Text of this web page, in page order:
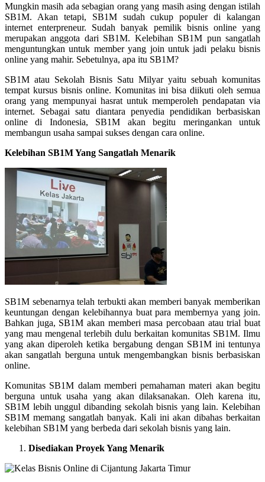
Mungkin masih ada sebagian orang yang masih asing dengan istilah
SB1M. Akan tetapi, SB1M sudah cukup populer di kalangan
internet enterpreneur. Sudah banyak pemilik bisnis online yang
merupakan anggota dari SB1M. Kelebihan SB1M pun sangatlah
menguntungkan untuk member yang join untuk jadi pelaku bisnis
online yang mahir. Sebetulnya, apa itu SB1M?
SB1M atau Sekolah Bisnis Satu Milyar yaitu sebuah komunitas
tempat kursus bisnis online. Komunitas ini bisa diikuti oleh semua
orang yang mempunyai hasrat untuk memperoleh pendapatan via
internet. Sebagai satu diantara penyedia pendidikan berbasiskan
online di Indonesia, SB1M akan begitu meringankan untuk
membangun usaha sampai sukses dengan cara online.
Kelebihan SB1M Yang Sangatlah Menarik
SB1M sebenarnya telah terbukti akan memberi banyak memberikan
keuntungan dengan kelebihannya buat para membernya yang join.
Bahkan juga, SB1M akan memberi masa percobaan atau trial buat
yang mau mengenal terlebih dulu berkaitan komunitas SB1M. Ilmu
yang akan diperoleh ketika bergabung dengan SB1M ini tentunya
akan sangatlah berguna untuk mengembangkan bisnis berbasiskan
online.
Komunitas SB1M dalam memberi pemahaman materi akan begitu
berguna untuk usaha yang akan dilaksanakan. Oleh karena itu,
SB1M lebih unggul dibanding sekolah bisnis yang lain. Kelebihan
SB1M memang sangatlah banyak. Kali ini akan dibahas berkaitan
kelebihan SB1M yang berbeda dari sekolah bisnis yang lain.
Disediakan Proyek Yang Menarik